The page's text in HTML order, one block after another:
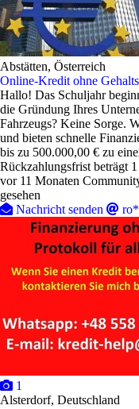
Abstätten, Österreich
Online-Kredit ohne
Hallo! Das Schuljahr
die Gründung Ihres
Fahrzeugs? Keine Sorge.
und bieten schnelle
bis zu 500.000,00 € zu
Rückzahlungsfrist beträgt
vor 11 Monaten
gesehen
Nachricht senden
1
Alsterdorf, Deutschland